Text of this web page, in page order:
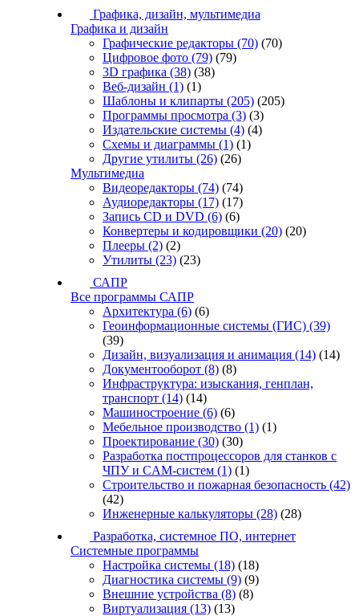
Графика, дизайн, мультимедиа
Графика и дизайн
Графические редакторы (70) (70)
Цифровое фото (79) (79)
3D графика (38) (38)
Веб-дизайн (1) (1)
Шаблоны и клипарты (205) (205)
Программы просмотра (3) (3)
Издательские системы (4) (4)
Схемы и диаграммы (1) (1)
Другие утилиты (26) (26)
Мультимедиа
Видеоредакторы (74) (74)
Аудиоредакторы (17) (17)
Запись CD и DVD (6) (6)
Конвертеры и кодировщики (20) (20)
Плееры (2) (2)
Утилиты (23) (23)
САПР
Все программы САПР
Архитектура (6) (6)
Геоинформационные системы (ГИС) (39)
(39)
Дизайн, визуализация и анимация (14) (14)
Документооборот (8) (8)
Инфраструктура: изыскания, генплан,
транспорт (14) (14)
Машиностроение (6) (6)
Мебельное производство (1) (1)
Проектирование (30) (30)
Разработка постпроцессоров для станков с
ЧПУ и CAM-систем (1) (1)
Строительство и пожарная безопасность (42)
(42)
Инженерные калькуляторы (28) (28)
Разработка, системное ПО, интернет
Системные программы
Настройка системы (18) (18)
Диагностика системы (9) (9)
Внешние устройства (8) (8)
Виртуализация (13) (13)